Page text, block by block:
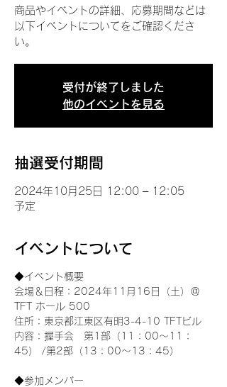
商品やイベントの詳細、応募期間などは
以下イベントについてをご確認くださ
い。
受付が終了しました
他のイベントを見る
抽選受付期間
2024年10月25日 12:00 – 12:05
予定
イベントについて
◆イベント概要
会場＆日程：2024年11月16日（土）＠
TFT ホール 500
住所：東京都江東区有明3-4-10 TFTビル
内容：握手会　第1部（11：00～11：
45） /第2部（13：00～13：45）
◆参加メンバー